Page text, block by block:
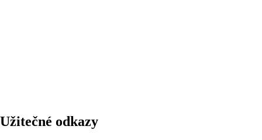
Užitečné odkazy